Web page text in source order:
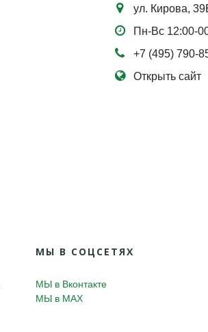
ул. Кирова,
Пн-Вс 12:00-
+7 (495) 790-
Открыть сайт
МЫ В СОЦСЕТЯХ
МЫ в Вконтакте
МЫ в MAX